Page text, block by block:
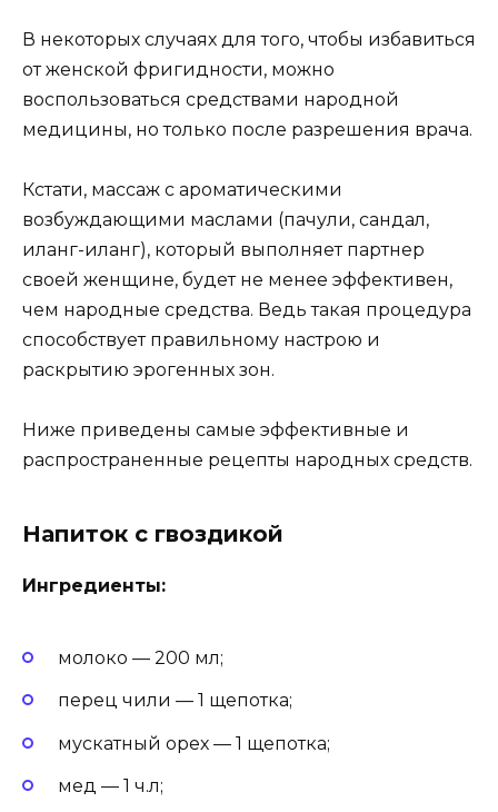
В некоторых случаях для того, чтобы избавиться
от женской фригидности, можно
воспользоваться средствами народной
медицины, но только после разрешения врача.
Кстати, массаж с ароматическими
возбуждающими маслами (пачули, сандал,
иланг-иланг), который выполняет партнер
своей женщине, будет не менее эффективен,
чем народные средства. Ведь такая процедура
способствует правильному настрою и
раскрытию эрогенных зон.
Ниже приведены самые эффективные и
распространенные рецепты народных средств.
Напиток с гвоздикой
Ингредиенты:
молоко — 200 мл;
перец чили — 1 щепотка;
мускатный орех — 1 щепотка;
мед — 1 ч.л;